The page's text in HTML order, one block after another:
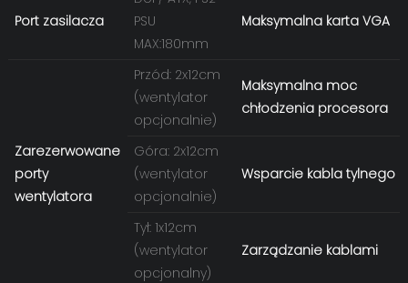
Port zasilacza
PSU
MAX:180mm
Maksymalna karta VGA
Zarezerwowane
porty
wentylatora
Przód: 2x12cm
(wentylator
opcjonalnie)
Maksymalna moc
chłodzenia procesora
Góra: 2x12cm
(wentylator
opcjonalnie)
Wsparcie kabla tylnego
Tył: 1x12cm
(wentylator
opcjonalny)
Zarządzanie kablami